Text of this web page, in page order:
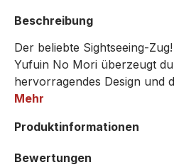
Beschreibung
Der beliebte Sightseeing-
Yufuin No Mori überzeugt
hervorragendes Design und
Mehr
Produktinformationen
Bewertungen